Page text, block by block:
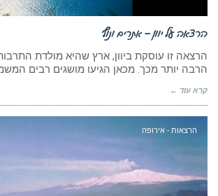
הרצאה על יוון – אתרים ונוף
הרצאה זו עוסקת ביוון, ארץ שהיא מולדת
הרבה יותר מכך. מכאן הגיעו מושגים רבים
קרא עוד ←
הרצאות - אירופה